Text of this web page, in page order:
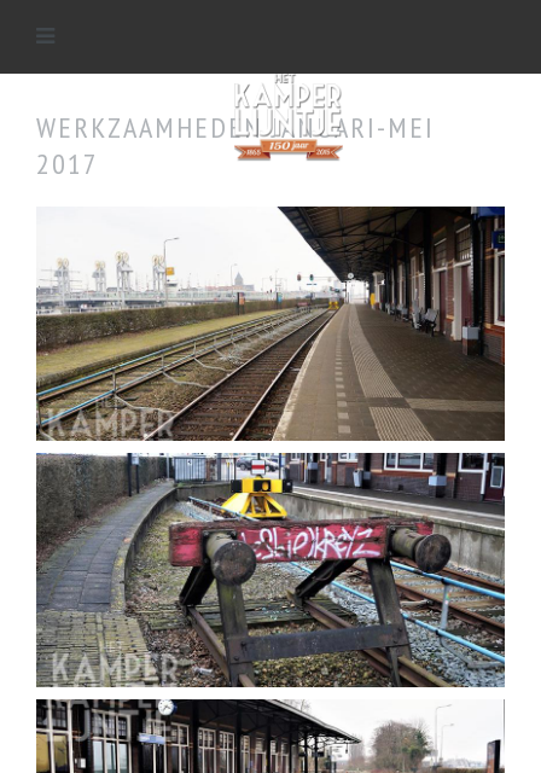
WERKZAAMHEDEN JANUARI-MEI
2017